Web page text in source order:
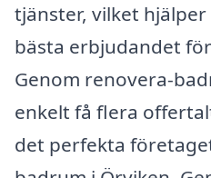
tjänster, vilket
bästa erbjudandet
Genom renovera-
enkelt få flera
det perfekta